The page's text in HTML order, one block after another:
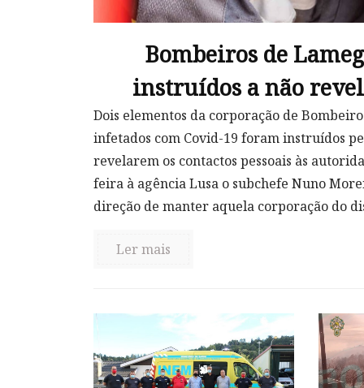
Bombeiros de
instruídos a não
Dois elementos da corporação de
infetados com Covid-19 foram instruídos
revelarem os contactos pessoais às
feira à agência Lusa o subchefe Nuno
direção de manter aquela corporação do
Ler mais